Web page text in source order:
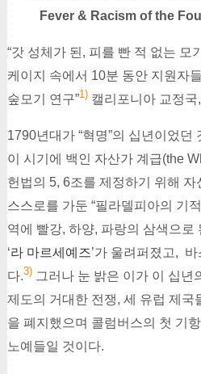
Fever & Racism of the
“갓 성체가 된, 피를 빤 적 없는 모
케이지 속에서 10분 동안 지원자
숲모기 연구”1) 캘리포니아 교정
1790년대가 “혁명”의 십년이었던
이 시기에 백인 자산가 계급(the
헌법의 5, 6조를 제정하기 위해
스스로를 가둔 “필라델피아의 기
역에 빨강, 하양, 파랑의 삼색으로
‘라 마르세예즈’가 울려퍼졌고,
다.3) 그러나 눈 밝은 이가 이 십년
제도의 거대한 전쟁, 세 유럽 제국
을 폐지했으며 콜럼버스의 첫 기
노예들일 것이다.